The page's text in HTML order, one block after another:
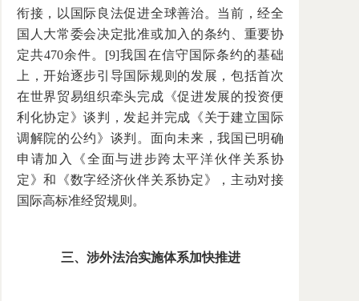
衔接，以国际良法促进全球善治。当前，经全
国人大常委会决定批准或加入的条约、重要协
定共470余件。[9]我国在信守国际条约的基础
上，开始逐步引导国际规则的发展，包括首次
在世界贸易组织牵头完成《促进发展的投资便
利化协定》谈判，发起并完成《关于建立国际
调解院的公约》谈判。面向未来，我国已明确
申请加入《全面与进步跨太平洋伙伴关系协
定》和《数字经济伙伴关系协定》，主动对接
国际高标准经贸规则。
三、涉外法治实施体系加快推进